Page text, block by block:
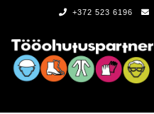
+372 523 6196